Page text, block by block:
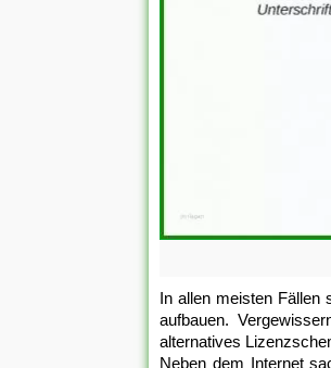
In allen meisten Fällen
aufbauen.
alternatives
Neben dem Internet